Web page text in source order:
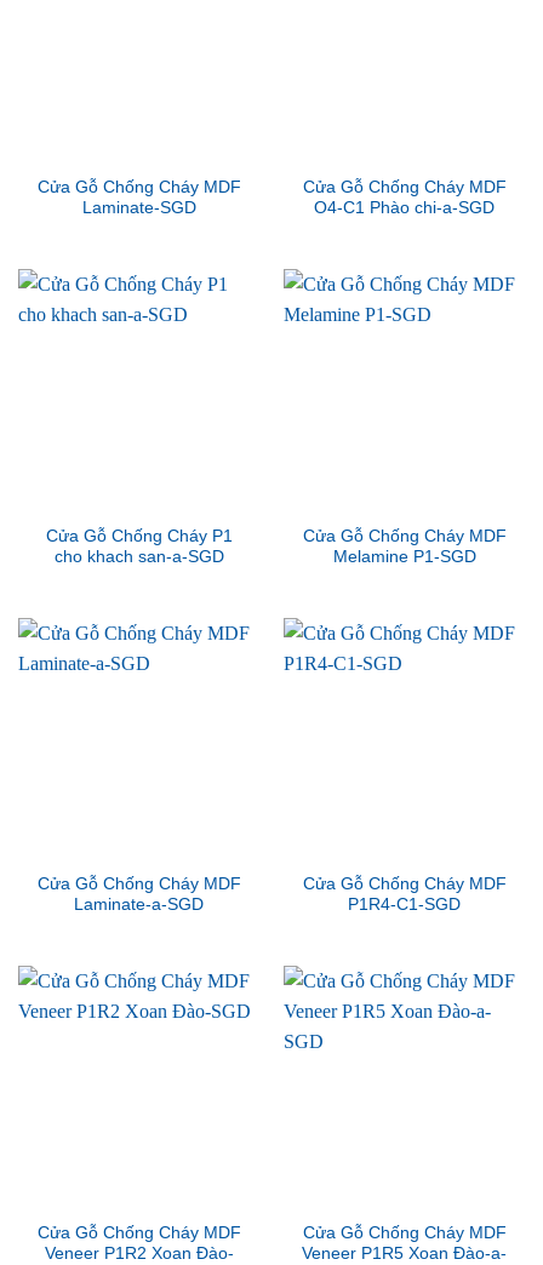
Cửa Gỗ Chống Cháy MDF
Laminate-SGD
Cửa Gỗ Chống Cháy MDF
O4-C1 Phào chi-a-SGD
Cửa Gỗ Chống Cháy P1
cho khach san-a-SGD
Cửa Gỗ Chống Cháy MDF
Melamine P1-SGD
Cửa Gỗ Chống Cháy MDF
Laminate-a-SGD
Cửa Gỗ Chống Cháy MDF
P1R4-C1-SGD
Cửa Gỗ Chống Cháy MDF
Veneer P1R2 Xoan Đào-
Cửa Gỗ Chống Cháy MDF
Veneer P1R5 Xoan Đào-a-